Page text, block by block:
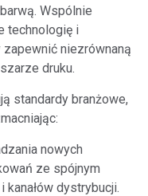
Wspólnie
technologię i
niezrównaną
druku.
standardy branżowe,
nowych
ze spójnym
kanałów dystrybucji.